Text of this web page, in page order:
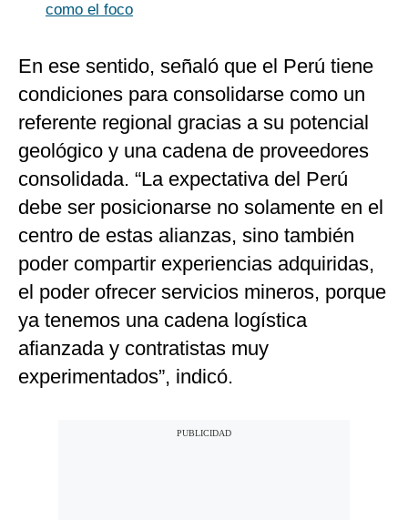
como el foco
En ese sentido, señaló que el Perú tiene
condiciones para consolidarse como un
referente regional gracias a su potencial
geológico y una cadena de proveedores
consolidada. “La expectativa del Perú
debe ser posicionarse no solamente en el
centro de estas alianzas, sino también
poder compartir experiencias adquiridas,
el poder ofrecer servicios mineros, porque
ya tenemos una cadena logística
afianzada y contratistas muy
experimentados”, indicó.